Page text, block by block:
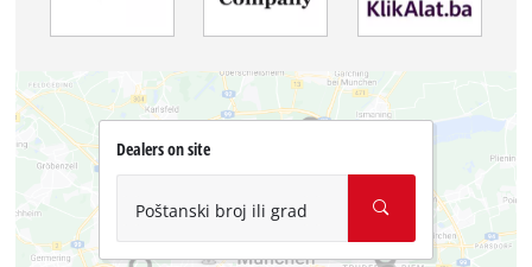
Dealers on site
Poštanski broj ili grad